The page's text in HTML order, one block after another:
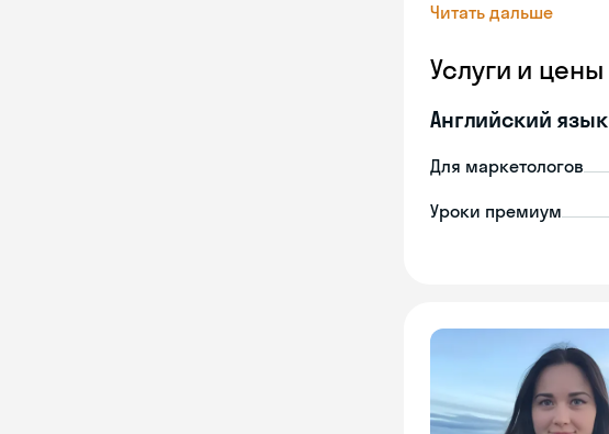
Читать дальше
Услуги и цены
Английский язык
Для маркетологов
Уроки премиум